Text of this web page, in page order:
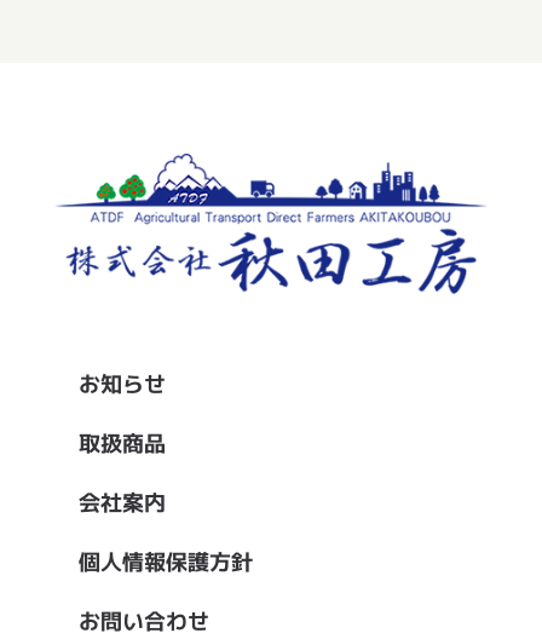
お知らせ
取扱商品
会社案内
個人情報保護方針
お問い合わせ